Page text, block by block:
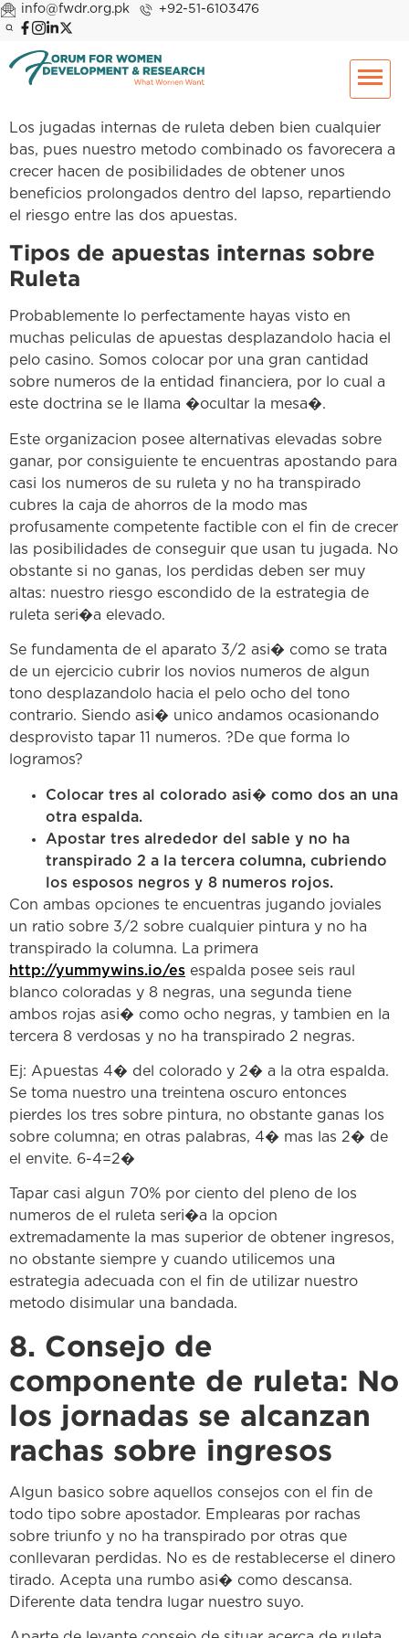
info@fwdr.org.pk +92-51-6103476
Los jugadas internas de ruleta deben bien cualquier
bas, pues nuestro metodo combinado os favorecera a
crecer hacen de posibilidades de obtener unos
beneficios prolongados dentro del lapso, repartiendo
el riesgo entre las dos apuestas.
Tipos de apuestas internas sobre
Ruleta
Probablemente lo perfectamente hayas visto en
muchas peliculas de apuestas desplazandolo hacia el
pelo casino. Somos colocar por una gran cantidad
sobre numeros de la entidad financiera, por lo cual a
este doctrina se le llama �ocultar la mesa�.
Este organizacion posee alternativas elevadas sobre
ganar, por consiguiente te encuentras apostando para
casi los numeros de su ruleta y no ha transpirado
cubres la caja de ahorros de la modo mas
profusamente competente factible con el fin de crecer
las posibilidades de conseguir que usan tu jugada. No
obstante si no ganas, los perdidas deben ser muy
altas: nuestro riesgo escondido de la estrategia de
ruleta seri�a elevado.
Se fundamenta de el aparato 3/2 asi� como se trata
de un ejercicio cubrir los novios numeros de algun
tono desplazandolo hacia el pelo ocho del tono
contrario. Siendo asi� unico andamos ocasionando
desprovisto tapar 11 numeros. ?De que forma lo
logramos?
Colocar tres al colorado asi� como dos an una
otra espalda.
Apostar tres alrededor del sable y no ha
transpirado 2 a la tercera columna, cubriendo
los esposos negros y 8 numeros rojos.
Con ambas opciones te encuentras jugando joviales
un ratio sobre 3/2 sobre cualquier pintura y no ha
transpirado la columna. La primera
http://yummywins.io/es espalda posee seis raul
blanco coloradas y 8 negras, una segunda tiene
ambos rojas asi� como ocho negras, y tambien en la
tercera 8 verdosas y no ha transpirado 2 negras.
Ej: Apuestas 4� del colorado y 2� a la otra espalda.
Se toma nuestro una treintena oscuro entonces
pierdes los tres sobre pintura, no obstante ganas los
sobre columna; en otras palabras, 4� mas las 2� de
el envite. 6-4=2�
Tapar casi algun 70% por ciento del pleno de los
numeros de el ruleta seri�a la opcion
extremadamente la mas superior de obtener ingresos,
no obstante siempre y cuando utilicemos una
estrategia adecuada con el fin de utilizar nuestro
metodo disimular una bandada.
8. Consejo de
componente de ruleta: No
los jornadas se alcanzan
rachas sobre ingresos
Algun basico sobre aquellos consejos con el fin de
todo tipo sobre apostador. Emplearas por rachas
sobre triunfo y no ha transpirado por otras que
conllevaran perdidas. No es de restablecerse el dinero
tirado. Acepta una rumbo asi� como descansa.
Diferente data tendra lugar nuestro suyo.